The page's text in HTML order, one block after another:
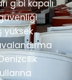
gibi kapalı
yüksek